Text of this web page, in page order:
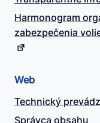
Harmonogram
zabezpečenia
Web
Technický
Správca obsahu